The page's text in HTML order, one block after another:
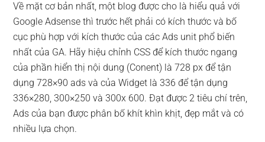
Về mặt cơ bản nhất, một blog được cho là hiểu quả với
Google Adsense thì trước hết phải có kích thước và bố
cục phù hợp với kích thước của các Ads unit phổ biến
nhất của GA. Hãy hiệu chỉnh CSS để kích thước ngang
của phần hiển thị nội dung (Conent) là 728 px để tận
dụng 728×90 ads và của Widget là 336 để tận dụng
336×280, 300×250 và 300x 600. Đạt được 2 tiêu chí trên,
Ads của bạn được phân bố khít khìn khịt, đẹp mắt và có
nhiều lựa chọn.